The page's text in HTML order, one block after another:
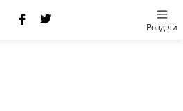
Розділи